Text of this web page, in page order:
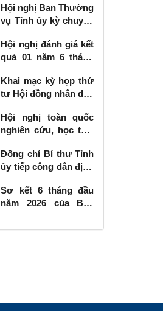
Hội nghị Ban Thường
vụ Tỉnh ủy kỳ chuyên
Hội nghị đánh giá kết
quả 01 năm 6 tháng
số 57-NQ/TW
Khai mạc kỳ họp thứ
tư Hội đồng nhân dân
kỳ 2026 - 2031
Hội nghị toàn quốc
nghiên cứu, học tập,
khai thực hiện Nghị
quyết số 10-NQ/TW
phát triển kinh tế có
vốn đầu tư nước
Đồng chí Bí thư Tỉnh
ủy tiếp công dân định
Sơ kết 6 tháng đầu
năm 2026 của Ban
các công trình, dự án